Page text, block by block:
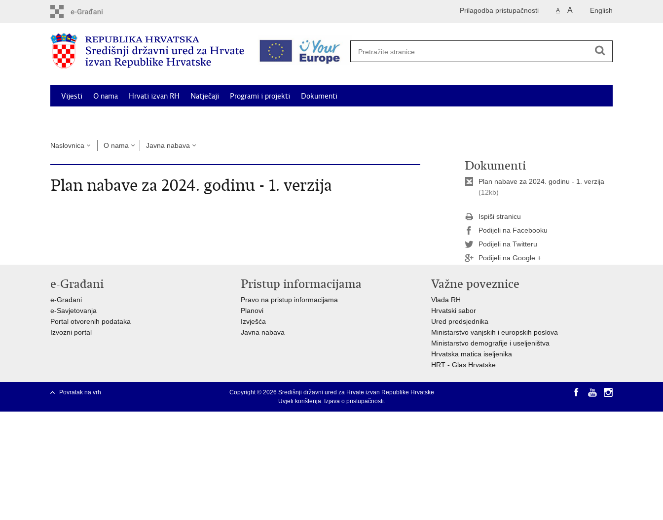
English
A A
Prilagodba pristupačnosti
Vijesti O nama Hrvati izvan RH Natječaji Programi i projekti Dokumenti
Naslovnica O nama Javna nabava
Plan nabave za 2024. godinu - 1. verzija
Dokumenti
Plan nabave za 2024. godinu - 1. verzija
(12kb)
Ispiši stranicu
Podijeli na Facebooku
Podijeli na Twitteru
Podijeli na Google +
e-Građani
e-Građani
e-Savjetovanja
Portal otvorenih podataka
Izvozni portal
Pristup informacijama
Pravo na pristup informacijama
Planovi
Izvješća
Javna nabava
Važne poveznice
Vlada RH
Hrvatski sabor
Ured predsjednika
Ministarstvo vanjskih i europskih poslova
Ministarstvo demografije i useljeništva
Hrvatska matica iseljenika
HRT - Glas Hrvatske
Povratak na vrh
Copyright © 2026 Središnji državni ured za Hrvate izvan Republike Hrvatske
Uvjeti korištenja. Izjava o pristupačnosti.